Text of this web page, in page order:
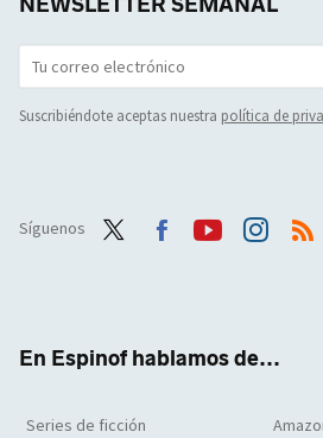
Suscribiéndote aceptas nuestra política de
Síguenos
En Espinof hablamos de...
Series de ficción